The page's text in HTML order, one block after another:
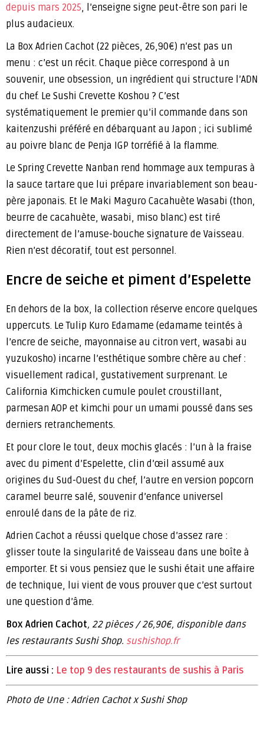
depuis mars 2025, l’enseigne signe peut-être son pari le
plus audacieux.
La Box Adrien Cachot (22 pièces, 26,90€) n’est pas un
menu : c’est un récit. Chaque pièce correspond à un
souvenir, une obsession, un ingrédient qui structure l’ADN
du chef. Le Sushi Crevette Koshou ? C’est
systématiquement le premier qu’il commande dans son
kaitenzushi préféré en débarquant au Japon ; ici sublimé
au poivre blanc de Penja IGP torréfié à la flamme.
Le Spring Crevette Nanban rend hommage aux tempuras à
la sauce tartare que lui prépare invariablement son beau-
père japonais. Et le Maki Maguro Cacahuète Wasabi (thon,
beurre de cacahuète, wasabi, miso blanc) est tiré
directement de l’amuse-bouche signature de Vaisseau.
Rien n’est décoratif, tout est personnel.
Encre de seiche et piment d’Espelette
En dehors de la box, la collection réserve encore quelques
uppercuts. Le Tulip Kuro Edamame (edamame teintés à
l’encre de seiche, mayonnaise au citron vert, wasabi au
yuzukosho) incarne l’esthétique sombre chère au chef :
visuellement radical, gustativement surprenant. Le
California Kimchicken cumule poulet croustillant,
parmesan AOP et kimchi pour un umami poussé dans ses
derniers retranchements.
Et pour clore le tout, deux mochis glacés : l’un à la fraise
avec du piment d’Espelette, clin d’œil assumé aux
origines du Sud-Ouest du chef, l’autre en version popcorn
caramel beurre salé, souvenir d’enfance universel
enroulé dans de la pâte de riz.
Adrien Cachot a réussi quelque chose d’assez rare :
glisser toute la singularité de Vaisseau dans une boîte à
emporter. Et si vous pensiez que le sushi était une affaire
de technique, lui vient de vous prouver que c’est surtout
une question d’âme.
Box Adrien Cachot, 22 pièces / 26,90€, disponible dans
les restaurants Sushi Shop. sushishop.fr
Lire aussi : Le top 9 des restaurants de sushis à Paris
Photo de Une : Adrien Cachot x Sushi Shop